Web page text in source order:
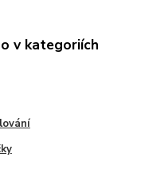
v kategoriích